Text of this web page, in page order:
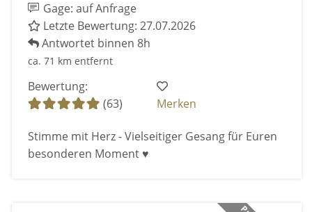
Gage: auf Anfrage
Letzte Bewertung: 27.07.2026
Antwortet binnen 8h
ca. 71 km entfernt
Bewertung:
(63)
Merken
Stimme mit Herz - Vielseitiger Gesang für Euren
besonderen Moment ♥️